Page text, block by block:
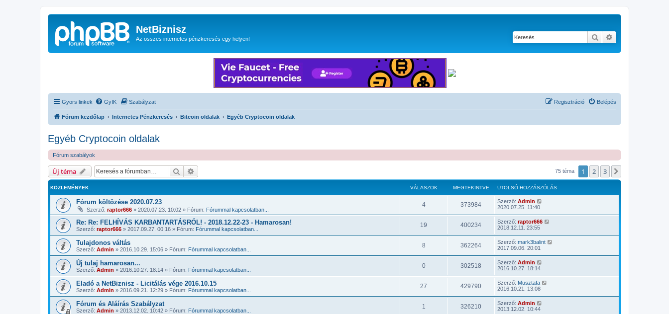
NetBiznisz
Az összes internetes pénzkeresés egy helyen! Keresés
Gyors linkek GyIK Szabályzat Belépés
Regisztráció
Fórum kezdőlap Internetes Pénzkeresés Bitcoin oldalak Egyéb Cryptocoin oldalak
Egyéb Cryptocoin oldalak
Fórum szabályok
Új téma Keresés 75 téma 1 2 3
KÖZLEMÉNYEK VÁLASZOK MEGTEKINTVE UTOLSÓ HOZZÁSZÓLÁS
Fórum költözése 2020.07.23
Szerző: raptor666 » 2020.07.23. 10:02 » Fórum: Fórummal kapcsolatban...
4 373984 Szerző: Admin
2020.07.25. 11:40
Re: Re: FELHÍVÁS KARBANTARTÁSRÓL! - 2018.12.22-23 - Hamarosan!
Szerző: raptor666 » 2017.09.27. 00:16 » Fórum: Fórummal kapcsolatban...
19 400234 Szerző: raptor666
2018.12.11. 23:55
Tulajdonos váltás
Szerző: Admin » 2016.10.29. 15:06 » Fórum: Fórummal kapcsolatban...
8 362264 Szerző: mark3balint
2017.09.06. 20:01
Új tulaj hamarosan...
Szerző: Admin » 2016.10.27. 18:14 » Fórum: Fórummal kapcsolatban...
0 302518 Szerző: Admin
2016.10.27. 18:14
Eladó a NetBiznisz - Licitálás vége 2016.10.15
Szerző: Admin » 2016.09.21. 12:29 » Fórum: Fórummal kapcsolatban...
27 429790 Szerző: Musztafa
2016.10.21. 13:08
Fórum és Aláírás Szabályzat
Szerző: Admin » 2013.12.02. 10:42 » Fórum: Fórummal kapcsolatban...
1 326210 Szerző: Admin
2013.12.02. 10:44